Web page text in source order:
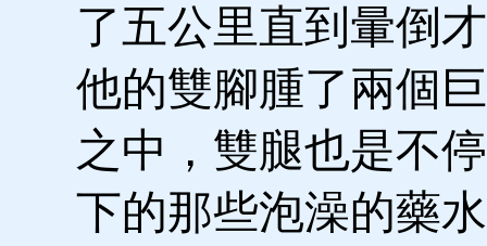
了五公里直到暈倒
他的雙腳腫了兩個
之中，雙腿也是不
下的那些泡澡的藥